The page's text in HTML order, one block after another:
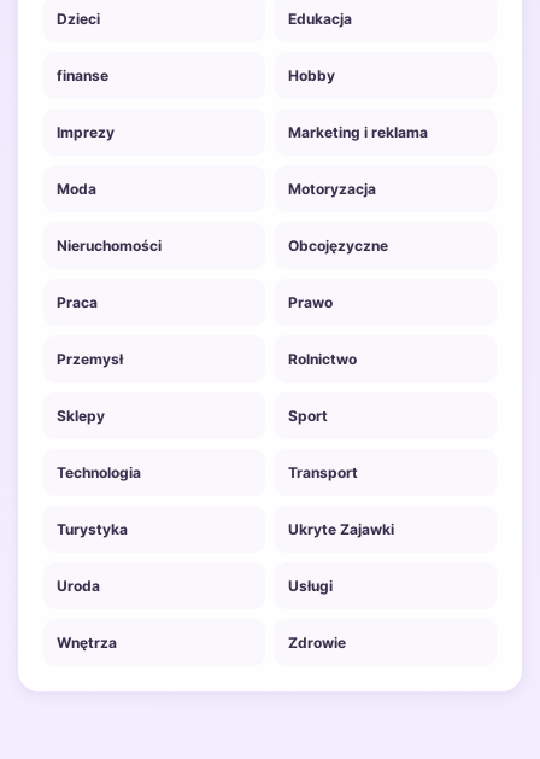
Dzieci Edukacja
finanse Hobby
Imprezy Marketing i reklama
Moda Motoryzacja
Nieruchomości Obcojęzyczne
Praca Prawo
Przemysł Rolnictwo
Sklepy Sport
Technologia Transport
Turystyka Ukryte Zajawki
Uroda Usługi
Wnętrza Zdrowie